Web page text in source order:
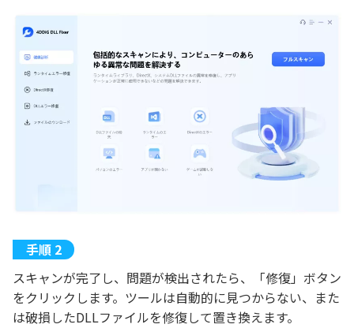
スキャンが完了し、問題が検出されたら、「修復」ボタン
をクリックします。ツールは自動的に見つからない、また
は破損したDLLファイルを修復して置き換えます。